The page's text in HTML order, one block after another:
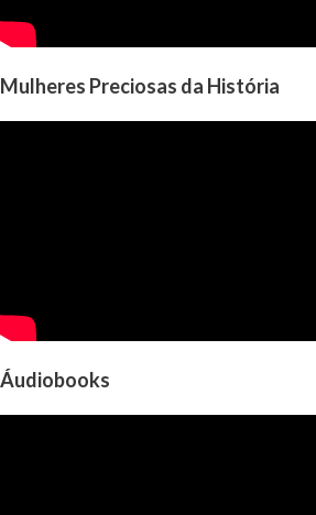
Mulheres Preciosas da História
Áudiobooks